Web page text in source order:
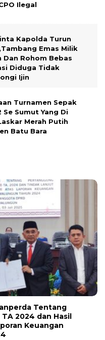
Ilegal
Kapolda Turun
Emas Milik
Dan Rohom Bebas
Diduga Tidak
Ijin
Turnamen Sepak
Se Sumut Yang Di
Merah Putih
Batu Bara
Tentang
2024 dan Hasil
Keuangan